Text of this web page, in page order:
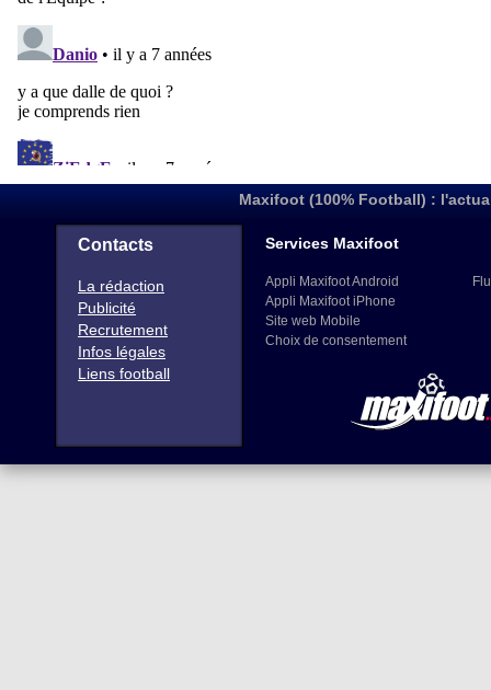
Maxifoot (100% Football) :
Contacts
La rédaction
Publicité
Recrutement
Infos légales
Liens football
Services Maxifoot
Appli Maxifoot Android
Appli Maxifoot iPhone
Site web Mobile
Choix de consentement